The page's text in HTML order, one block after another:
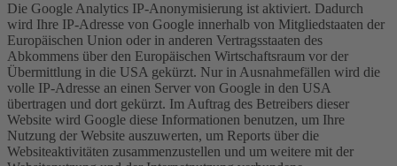
Die Google Analytics IP-Anonymisierung ist aktiviert. Dadurch
wird Ihre IP-Adresse von Google innerhalb von Mitgliedstaaten der
Europäischen Union oder in anderen Vertragsstaaten des
Abkommens über den Europäischen Wirtschaftsraum vor der
Übermittlung in die USA gekürzt. Nur in Ausnahmefällen wird die
volle IP-Adresse an einen Server von Google in den USA
übertragen und dort gekürzt. Im Auftrag des Betreibers dieser
Website wird Google diese Informationen benutzen, um Ihre
Nutzung der Website auszuwerten, um Reports über die
Websiteaktivitäten zusammenzustellen und um weitere mit der